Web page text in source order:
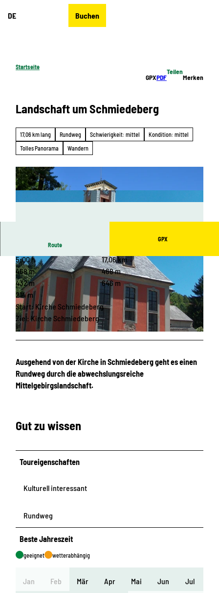
DE Buchen
Startseite
GPXPDF
Teilen
Merken
Landschaft um Schmiedeberg
17,06 km lang Rundweg Schwierigkeit: mittel
Kondition: mittel
Tolles Panorama
Wandern
© Heimatverein Ottos Eck
Route
GPX
5:00 h
17,06 km
468 m
468 m
432 m
646 m
214 m
Start: Kirche Schmiedeberg
Ziel: Kirche Schmiedeberg
Ausgehend von der Kirche in Schmiedeberg geht es einen
Rundweg durch die abwechslungsreiche
Mittelgebirgslandschaft.
Gut zu wissen
Toureigenschaften
Kulturell interessant
Rundweg
Beste Jahreszeit
geeignet wetterabhängig
Jan Feb Mär Apr Mai Jun Jul